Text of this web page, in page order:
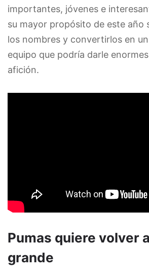
importantes, jóvenes e
su mayor propósito de este año
los nombres y convertirlos en
equipo que podría darle
afición.
Pumas quiere volver
grande